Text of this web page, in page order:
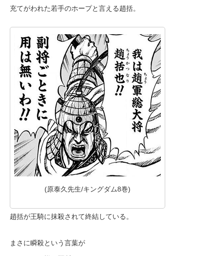
充てがわれた若手のホープと言える趙括。
(原泰久先生/キングダム8巻)
趙括が王騎に抹殺されて終結している。
まさに瞬殺という言葉が